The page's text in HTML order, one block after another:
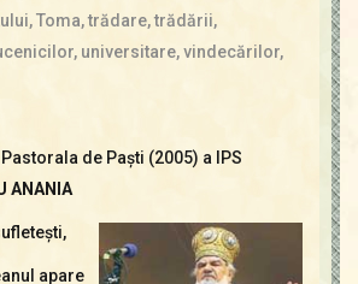
,Toma,trădare,trădării,
, universitare,vindecărilor,
de Paşti (2005) a IPS
ANANIA
apare